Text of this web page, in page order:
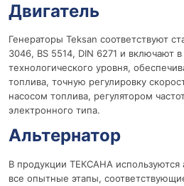
Двигатель
Генераторы Teksan соответствуют
3046, BS 5514, DIN 6271 и включают
технологического уровня,
топлива, точную регулировку
насосом топлива, регулятором
электронного типа.
Альтернатор
В продукции ТЕКСАНА
все опытные этапы,